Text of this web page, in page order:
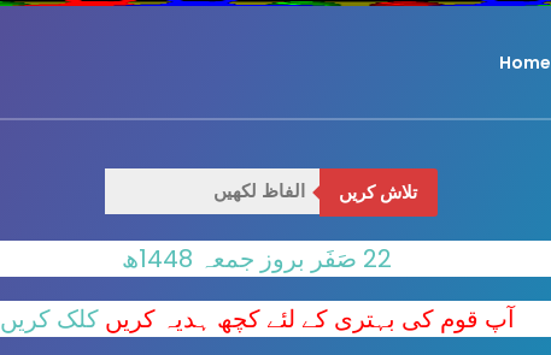
Home
تلاش کریں
22 صَفَر بروز جمعہ 1448ھ
آپ قوم کی بہتری کے لئے کچھ ہدیہ کریںکلک کریں